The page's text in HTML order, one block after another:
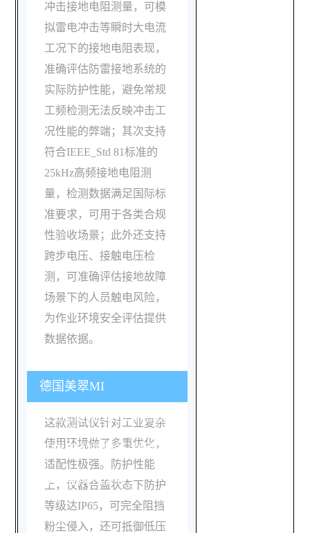
冲击接地电阻测量，可模
拟雷电冲击等瞬时大电流
工况下的接地电阻表现，
准确评估防雷接地系统的
实际防护性能，避免常规
工频检测无法反映冲击工
况性能的弊端；其次支持
符合IEEE_Std 81标准的
25kHz高频接地电阻测
量，检测数据满足国际标
准要求，可用于各类合规
性验收场景；此外还支持
跨步电压、接触电压检
测，可准确评估接地故障
场景下的人员触电风险，
为作业环境安全评估提供
数据依据。
德国美翠MI
3290GX/GF/GL/GP系列测
试仪在工业场景适配性上
有哪些核心优势？
这款测试仪针对工业复杂
使用环境做了多重优化，
适配性极强。防护性能
上，仪器合盖状态下防护
等级达IP65，可完全阻挡
粉尘侵入，还可抵御低压